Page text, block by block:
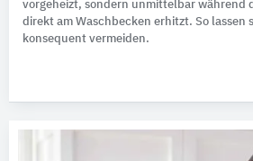
vorgeheizt, sondern unmittelbar während
direkt am Waschbecken erhitzt. So lassen
konsequent vermeiden.